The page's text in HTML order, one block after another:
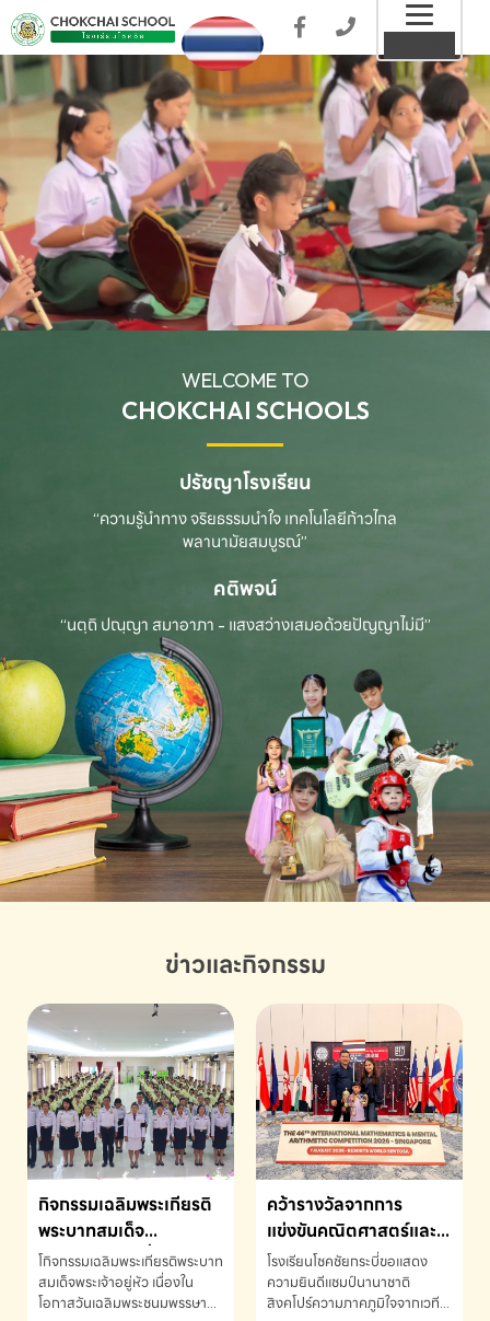
WELCOME TO
CHOKCHAI SCHOOLS
ปรัชญาโรงเรียน
“ความรู้นำทาง จริยธรรมนำใจ เทคโนโลยีก้าวไกล
พลานามัยสมบูรณ์”
คติพจน์
“นตฺถิ ปณฺญา สมาอาภา - แสงสว่างเสมอด้วยปัญญาไม่มี”
ข่าวและกิจกรรม
กิจกรรมเฉลิมพระเกียรติ
พระบาทสมเด็จ
พระเจ้าอยู่หัว เนื่องใน
โอกาสวันเฉลิม
พระชนมพรรษา
โกิจกรรมเฉลิมพระเกียรติพระบาท
สมเด็จพระเจ้าอยู่หัว เนื่องใน
โอกาสวันเฉลิมพระชนมพรรษา
คว้ารางวัลจากการ
แข่งขันคณิตศาสตร์และ
คณิตคิดเร็วนานาชาติ
ครั้งที่ 46 ประจำปี 2569
ณ ประเทศสิงคโปร์
โรงเรียนโชคชัยกระบี่ขอแสดง
ความยินดีแชมป์นานาชาติ
สิงคโปร์ความภาคภูมิใจจากเวที